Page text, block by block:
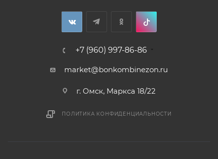
+7 (960) 997-86-86
market@bonkombinezon.ru
г. Омск, Маркса 18/22
ПОЛИТИКА КОНФИДЕНЦИАЛЬНОСТИ